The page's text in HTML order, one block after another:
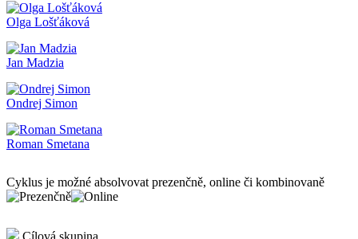
Olga Lošťáková
Jan Madzia
Ondrej Simon
Roman Smetana
Cyklus je možné absolvovat prezenčně, online či kombinovaně
Cílová skupina